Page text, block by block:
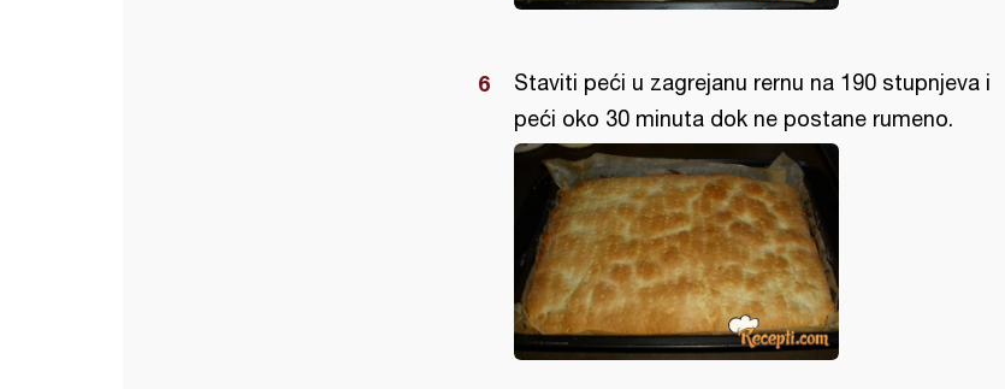
Staviti peći u zagrejanu rernu na 190 stupnjeva i
peći oko 30 minuta dok ne postane rumeno.